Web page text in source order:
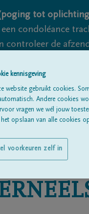
tot
condoléance
controleer de
nooit volledig
kennisgeving
website gebruikt cookies.
Andere cookies
vragen we wél jouw
opslaan van alle cookies
voorkeuren zelf in